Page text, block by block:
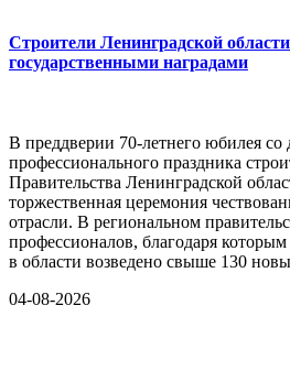
Строители Ленинградской
государственными наградами
В преддверии 70-летнего юбилея со
профессионального праздника
Правительства Ленинградской
торжественная церемония
отрасли. В региональном
профессионалов, благодаря которым
в области возведено свыше 130
04-08-2026